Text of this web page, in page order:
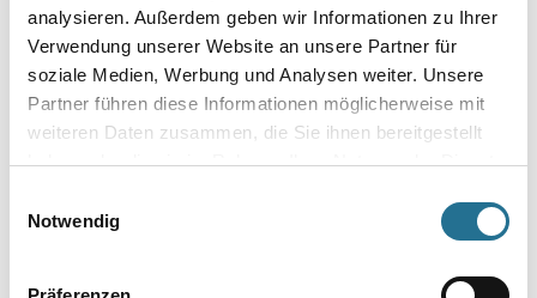
analysieren. Außerdem geben wir Informationen zu Ihrer
Verwendung unserer Website an unsere Partner für
soziale Medien, Werbung und Analysen weiter. Unsere
Partner führen diese Informationen möglicherweise mit
weiteren Daten zusammen, die Sie ihnen bereitgestellt
haben oder die sie im Rahmen Ihrer Nutzung der Dienste
Notwendig
Umrechnungsfaktoren